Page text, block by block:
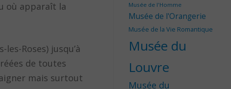
où apparaît la
Roses) jusqu’à
de toutes
mais surtout
Musée de l'Homme
Musée de l'Orangerie
Musée de la Vie Romantique
Musée du
Louvre
Musée du